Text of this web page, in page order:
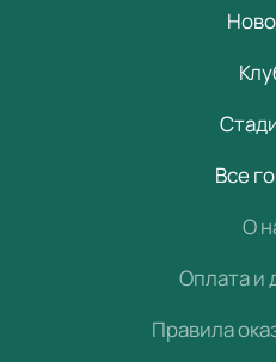
Все
О
Оплата и
Правила